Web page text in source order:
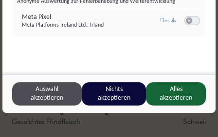
Geselchtes Rindfleisch
Prestlhof,
Anonyme Auswertung zur Fehlerbehebung und Weiterentwicklung
Meta Pixel
Meta Platforms Ireland Ltd., Irland
Detailszu Meta Pixel
Auswahl
akzeptieren
Nichts
akzeptieren
Alles
akzeptieren